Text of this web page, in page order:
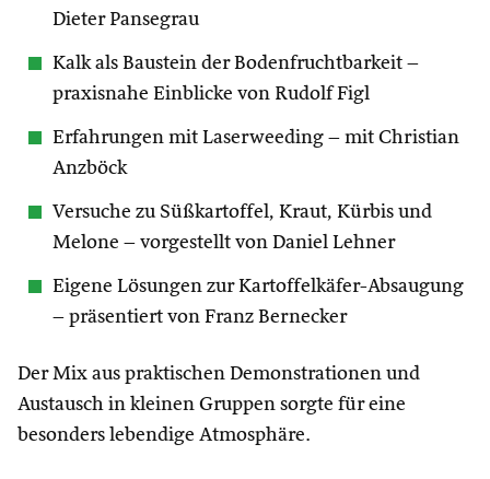
Dieter Pansegrau
Kalk als Baustein der Bodenfruchtbarkeit –
praxisnahe Einblicke von Rudolf Figl
Erfahrungen mit Laserweeding – mit Christian
Anzböck
Versuche zu Süßkartoffel, Kraut, Kürbis und
Melone – vorgestellt von Daniel Lehner
Eigene Lösungen zur Kartoffelkäfer-Absaugung
– präsentiert von Franz Bernecker
Der Mix aus praktischen Demonstrationen und
Austausch in kleinen Gruppen sorgte für eine
besonders lebendige Atmosphäre.